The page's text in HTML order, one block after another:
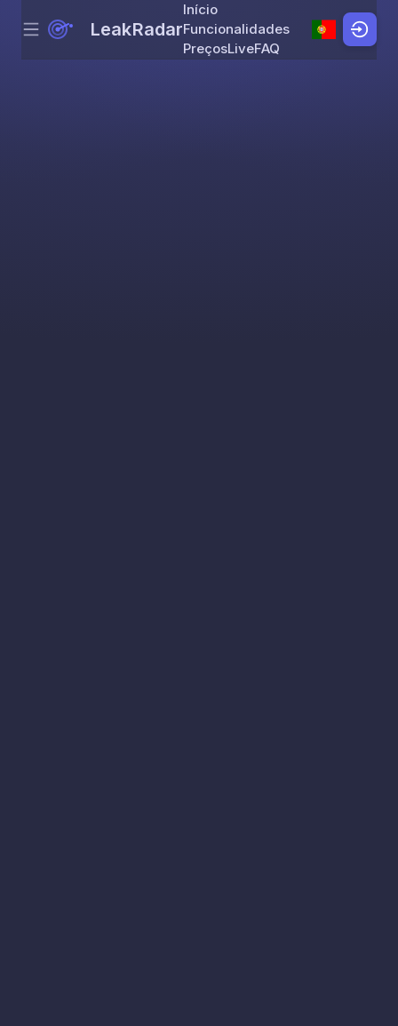
Skip to content
Menu LeakRadar
Início
Funcionalidades
PreçosLiveFAQ